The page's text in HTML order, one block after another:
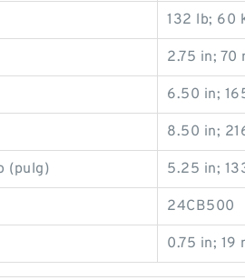
132 lb; 60
2.75 in; 70
6.50 in;
8.50 in;
(pulg) 5.25 in;
24CB500
0.75 in; 19